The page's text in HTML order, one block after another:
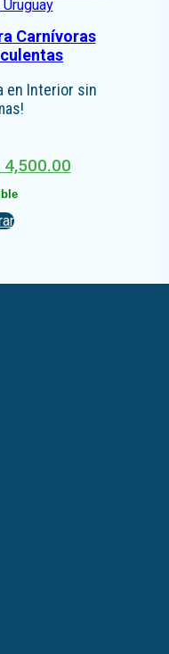
Carnívoras
en Interior sin
4,500.00El